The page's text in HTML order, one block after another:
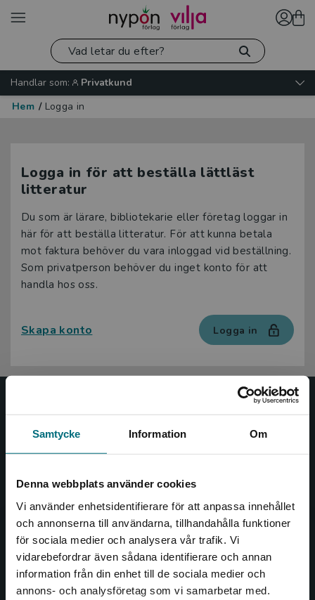
Samtycke Information Om
Denna webbplats använder cookies
Vi använder enhetsidentifierare för att anpassa innehållet
och annonserna till användarna, tillhandahålla funktioner
för sociala medier och analysera vår trafik. Vi
vidarebefordrar även sådana identifierare och annan
information från din enhet till de sociala medier och
annons- och analysföretag som vi samarbetar med.
Begränsad fraktregion
Handlar som:
Privatkund
Hem / Logga in
Logga in för att beställa lättläst
litteratur
Du som är lärare, bibliotekarie eller företag loggar in
här för att beställa litteratur. För att kunna betala
mot faktura behöver du vara inloggad vid beställning.
Som privatperson behöver du inget konto för att
handla hos oss.
Skapa konto Logga in
Nypon och Vilja
Nypon och Vilja förlag ger ut böcker som väcker läslust
såväl barn som vuxna.
Nypon och Vilja förlag är en del av Studentlitteratur.
Kontakta oss
Kontakta oss
046-31 20 00